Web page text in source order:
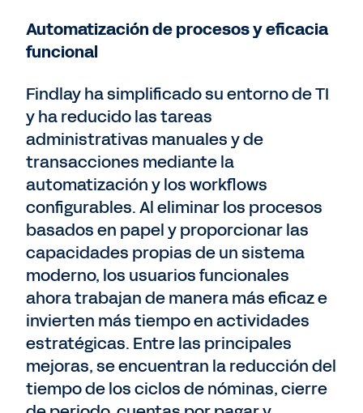
Automatización de procesos y eficacia
funcional
Findlay ha simplificado su entorno de TI
y ha reducido las tareas
administrativas manuales y de
transacciones mediante la
automatización y los workflows
configurables. Al eliminar los procesos
basados en papel y proporcionar las
capacidades propias de un sistema
moderno, los usuarios funcionales
ahora trabajan de manera más eficaz e
invierten más tiempo en actividades
estratégicas. Entre las principales
mejoras, se encuentran la reducción del
tiempo de los ciclos de nóminas, cierre